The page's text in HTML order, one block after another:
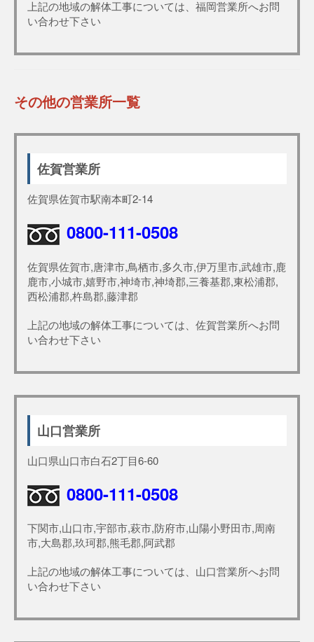
上記の地域の解体工事については、福岡営業所へお問
い合わせ下さい
その他の営業所一覧
佐賀営業所
佐賀県佐賀市駅南本町2-14
0800-111-0508
佐賀県佐賀市,唐津市,鳥栖市,多久市,伊万里市,武雄市,鹿
鹿市,小城市,嬉野市,神埼市,神埼郡,三養基郡,東松浦郡,
西松浦郡,杵島郡,藤津郡
上記の地域の解体工事については、佐賀営業所へお問
い合わせ下さい
山口営業所
山口県山口市白石2丁目6-60
0800-111-0508
下関市,山口市,宇部市,萩市,防府市,山陽小野田市,周南
市,大島郡,玖珂郡,熊毛郡,阿武郡
上記の地域の解体工事については、山口営業所へお問
い合わせ下さい